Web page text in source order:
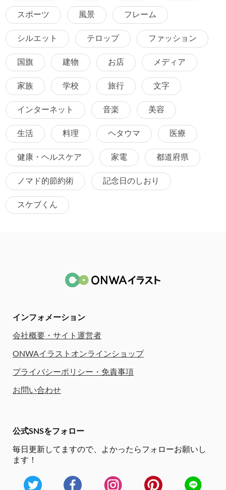
スポーツ 風景 フレーム
シルエット テロップ ファッション
国旗 建物 お店 メディア
家族 学校 旅行 文字
インターネット 音楽 美容
生活 料理 ヘタウマ 医療
健康・ヘルスケア 家電 都道府県
ノマド的節約術 記念日のしおり
スケブくん
インフォメーション
会社概要・サイト運営者
ONWAイラストオンラインショップ
プライバシーポリシー・免責事項
お問い合わせ
公式SNSをフォロー
毎日更新してますので、
よかったらフォローお願いし
ます！